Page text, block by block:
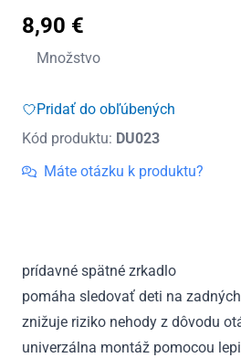
8,90 €
Množstvo
množstvo
spätné
80x60mm
LAMPA
Pridať do obľúbených
Kód produktu: DU023
Máte otázku k produktu?
prídavné spätné zrkadlo
pomáha sledovať deti na
znižuje riziko nehody z dôvodu
univerzálna montáž pomocou